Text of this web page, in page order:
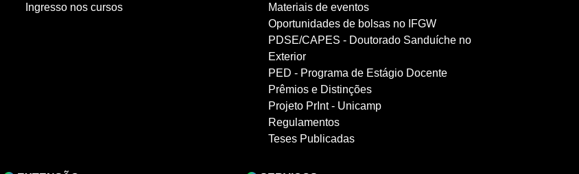
Ingresso nos cursos
Materiais de eventos
Oportunidades de bolsas no IFGW
PDSE/CAPES - Doutorado Sanduíche no
Exterior
PED - Programa de Estágio Docente
Prêmios e Distinções
Projeto PrInt - Unicamp
Regulamentos
Teses Publicadas